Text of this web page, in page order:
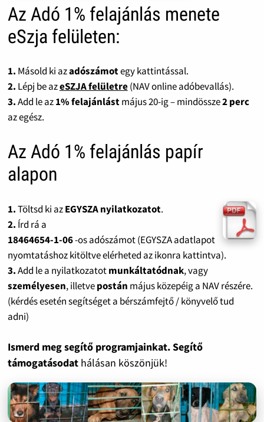
Az Adó 1% felajánlás menete
eSzja felületen:
1. Másold ki azadószámotegy kattintással.
2. Lépj be azeSZJA felületre(NAV online adóbevallás).
3.Add le az1% felajánlástmájus 20-ig – mindössze2 perc
az egész.
Az Adó 1% felajánlás papír
alapon
1.Töltsd ki azEGYSZA nyilatkozatot.
2. Írd rá a
18464654-1-06-os adószámot (EGYSZA adatlapot
nyomtatáshoz kitöltve elérheted az ikonra kattintva).
3.Add le a nyilatkozatotmunkáltatódnak, vagy
személyesen, illetvepostán május közepéig a NAV részére.
(kérdés esetén segítséget a bérszámfejtő / könyvelő tud
adni)
Ismerd meg segítő programjainkat. Segítő
támogatásodat hálásan köszönjük!